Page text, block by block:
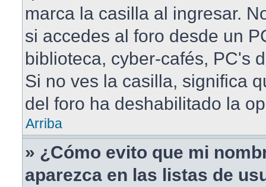
marca la casilla al ingresar.
si accedes al foro desde un
biblioteca, cyber-cafés, PC's
Si no ves la casilla, significa
del foro ha deshabilitado la
Arriba
» ¿Cómo evito que mi
aparezca en las listas de